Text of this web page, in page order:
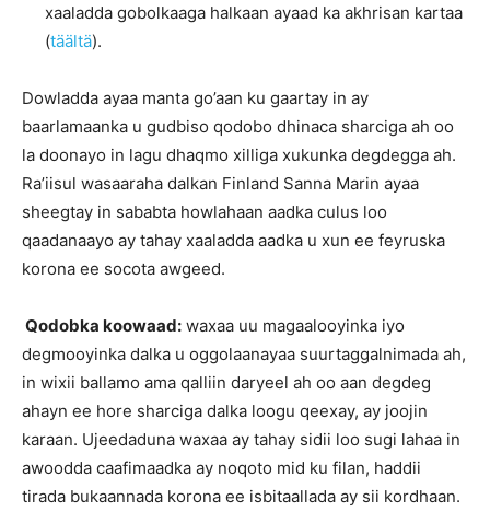
xaaladda gobolkaaga halkaan ayaad ka akhrisan kartaa
(täältä).
Dowladda ayaa manta go’aan ku gaartay in ay
baarlamaanka u gudbiso qodobo dhinaca sharciga ah oo
la doonayo in lagu dhaqmo xilliga xukunka degdegga ah.
Ra’iisul wasaaraha dalkan Finland Sanna Marin ayaa
sheegtay in sababta howlahaan aadka culus loo
qaadanaayo ay tahay xaaladda aadka u xun ee feyruska
korona ee socota awgeed.
Qodobka koowaad: waxaa uu magaalooyinka iyo
degmooyinka dalka u oggolaanayaa suurtaggalnimada ah,
in wixii ballamo ama qalliin daryeel ah oo aan degdeg
ahayn ee hore sharciga dalka loogu qeexay, ay joojin
karaan. Ujeedaduna waxaa ay tahay sidii loo sugi lahaa in
awoodda caafimaadka ay noqoto mid ku filan, haddii
tirada bukaannada korona ee isbitaallada ay sii kordhaan.